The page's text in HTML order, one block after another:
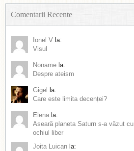
Comentarii Recente
Ionel V la:
Visul
Noname la:
Despre ateism
Gigel
la:
Care este limita decenței?
Elena la:
Aseară planeta Saturn s-a văzut cu
ochiul liber
Joita Luican la: